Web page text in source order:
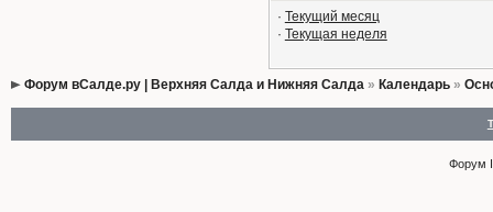
· Текущий месяц
· Текущая неделя
Форум вСалде.ру | Верхняя Салда и Нижняя Салда» Календарь»
Форум